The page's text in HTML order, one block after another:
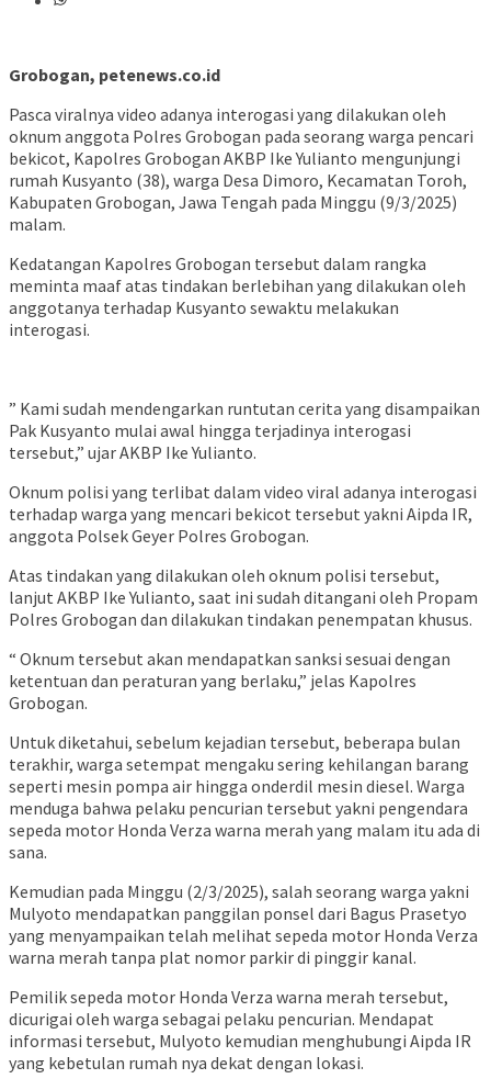
Grobogan, petenews.co.id
Pasca viralnya video adanya interogasi yang dilakukan oleh
oknum anggota Polres Grobogan pada seorang warga pencari
bekicot, Kapolres Grobogan AKBP Ike Yulianto mengunjungi
rumah Kusyanto (38), warga Desa Dimoro, Kecamatan Toroh,
Kabupaten Grobogan, Jawa Tengah pada Minggu (9/3/2025)
malam.
Kedatangan Kapolres Grobogan tersebut dalam rangka
meminta maaf atas tindakan berlebihan yang dilakukan oleh
anggotanya terhadap Kusyanto sewaktu melakukan
interogasi.
” Kami sudah mendengarkan runtutan cerita yang disampaikan
Pak Kusyanto mulai awal hingga terjadinya interogasi
tersebut,” ujar AKBP Ike Yulianto.
Oknum polisi yang terlibat dalam video viral adanya interogasi
terhadap warga yang mencari bekicot tersebut yakni Aipda IR,
anggota Polsek Geyer Polres Grobogan.
Atas tindakan yang dilakukan oleh oknum polisi tersebut,
lanjut AKBP Ike Yulianto, saat ini sudah ditangani oleh Propam
Polres Grobogan dan dilakukan tindakan penempatan khusus.
“ Oknum tersebut akan mendapatkan sanksi sesuai dengan
ketentuan dan peraturan yang berlaku,” jelas Kapolres
Grobogan.
Untuk diketahui, sebelum kejadian tersebut, beberapa bulan
terakhir, warga setempat mengaku sering kehilangan barang
seperti mesin pompa air hingga onderdil mesin diesel. Warga
menduga bahwa pelaku pencurian tersebut yakni pengendara
sepeda motor Honda Verza warna merah yang malam itu ada di
sana.
Kemudian pada Minggu (2/3/2025), salah seorang warga yakni
Mulyoto mendapatkan panggilan ponsel dari Bagus Prasetyo
yang menyampaikan telah melihat sepeda motor Honda Verza
warna merah tanpa plat nomor parkir di pinggir kanal.
Pemilik sepeda motor Honda Verza warna merah tersebut,
dicurigai oleh warga sebagai pelaku pencurian. Mendapat
informasi tersebut, Mulyoto kemudian menghubungi Aipda IR
yang kebetulan rumah nya dekat dengan lokasi.